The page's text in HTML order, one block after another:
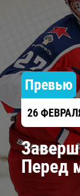
Превью
26
Перед